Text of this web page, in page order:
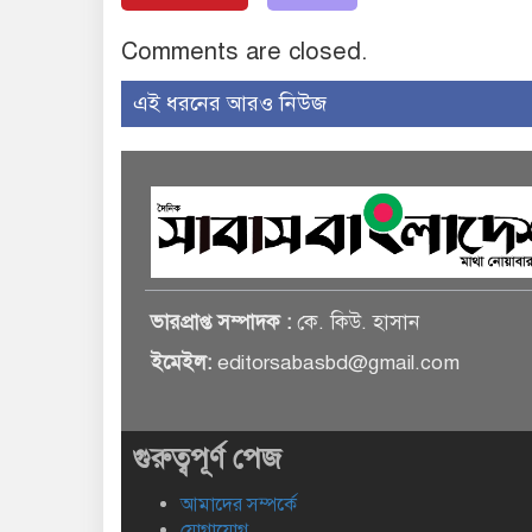
Comments are closed.
এই ধরনের আরও নিউজ
ভারপ্রাপ্ত সম্পাদক : কে. কিউ. হাসান
ইমেইল: editorsabasbd@gmail.com
গুরুত্বপূর্ণ পেজ
আমাদের সম্পর্কে